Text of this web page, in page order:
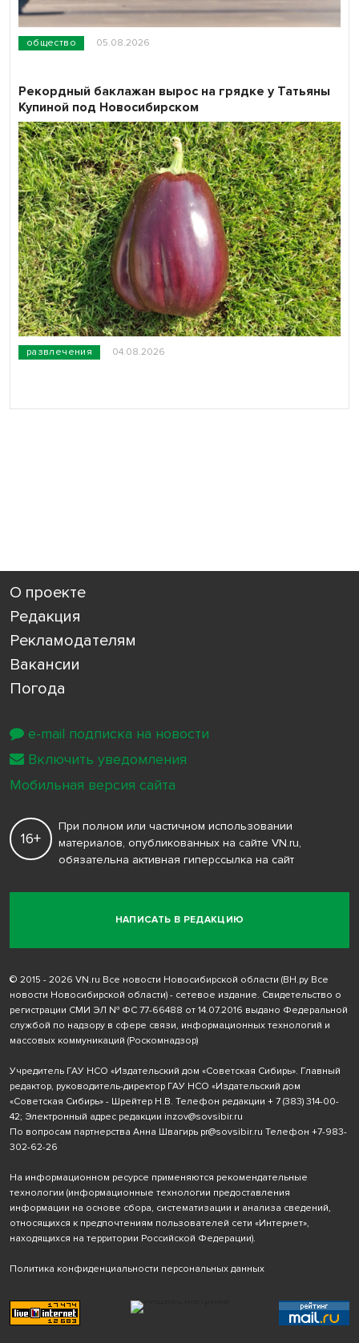
общество 05.08.2026
развлечения 04.08.2026
Рекордный баклажан вырос на грядке у Татьяны
Купиной под Новосибирском
О проекте
Редакция
Рекламодателям
Вакансии
Погода
НАПИСАТЬ В РЕДАКЦИЮ
16+
При полном или частичном использовании
материалов, опубликованных на сайте VN.ru,
обязательна активная гиперссылка на сайт
© 2015 - 2026 VN.ru Все новости Новосибирской области (ВН.ру Все
новости Новосибирской области) - сетевое издание. Свидетельство о
регистрации СМИ ЭЛ № ФС 77-66488 от 14.07.2016 выдано Федеральной
службой по надзору в сфере связи, информационных технологий и
массовых коммуникаций (Роскомнадзор)
Учредитель ГАУ НСО «Издательский дом «Советская Сибирь». Главный
редактор, руководитель-директор ГАУ НСО «Издательский дом
«Советская Сибирь» - Шрейтер Н.В. Телефон редакции + 7 (383) 314-00-
42; Электронный адрес редакции inzov@sovsibir.ru
По вопросам партнерства Анна Швагирь pr@sovsibir.ru Телефон +7-983-
302-62-26
На информационном ресурсе применяются рекомендательные
технологии (информационные технологии предоставления
информации на основе сбора, систематизации и анализа сведений,
относящихся к предпочтениям пользователей сети «Интернет»,
находящихся на территории Российской Федерации).
Политика конфиденциальности персональных данных
e-mail подписка на новости
Включить уведомления
Мобильная версия сайта